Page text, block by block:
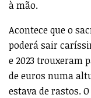
à mão.
Acontece que o
poderá sair
e 2023 trouxeram
de euros numa
estava de rastos.